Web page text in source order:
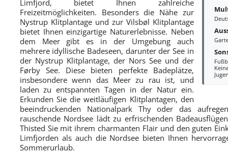
Limfjord, bietet Ihnen zahlreiche
Freizeitmöglichkeiten. Besonders die Nähe zur
Nystrup Klitplantage und zur Vilsbøl Klitplantage
bietet Ihnen einzigartige Naturerlebnisse. Neben
dem Meer gibt es in der Umgebung auch
mehrere idyllische Badeseen, darunter der See in
der Nystrup Klitplantage, der Nors See und der
Førby See. Diese bieten perfekte Badeplätze,
insbesondere wenn das Meer zu rau ist, und
laden zu entspannten Tagen in der Natur ein.
Erkunden Sie die weitläufigen Klitplantagen, den
beeindruckenden Nationalpark Thy oder das
rauschende Nordsee lädt zu erfrischenden
Thisted Sie mit ihrem charmanten Flair und den guten
Limfjorden als auch die Nordsee bieten Ihnen
Sommerurlaub.